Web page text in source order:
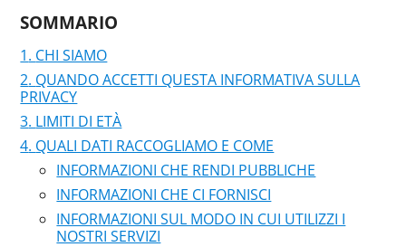
SOMMARIO
CHI SIAMO
QUANDO ACCETTI QUESTA INFORMATIVA SULLA
PRIVACY
LIMITI DI ETÀ
QUALI DATI RACCOGLIAMO E COME
INFORMAZIONI CHE RENDI PUBBLICHE
INFORMAZIONI CHE CI FORNISCI
INFORMAZIONI SUL MODO IN CUI UTILIZZI I
NOSTRI SERVIZI